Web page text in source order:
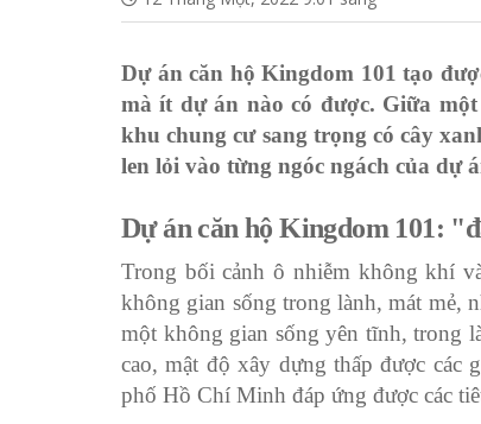
Dự án căn hộ Kingdom 101 tạo
mà ít dự án nào có được. Giữa
khu chung cư sang trọng có cây
len lỏi vào từng ngóc ngách của dự
Dự án căn hộ Kingdom 101:
Trong bối cảnh ô nhiễm không khí
không gian sống trong lành, mát mẻ,
một không gian sống yên tĩnh, trong
cao, mật độ xây dựng thấp được
phố Hồ Chí Minh đáp ứng được các